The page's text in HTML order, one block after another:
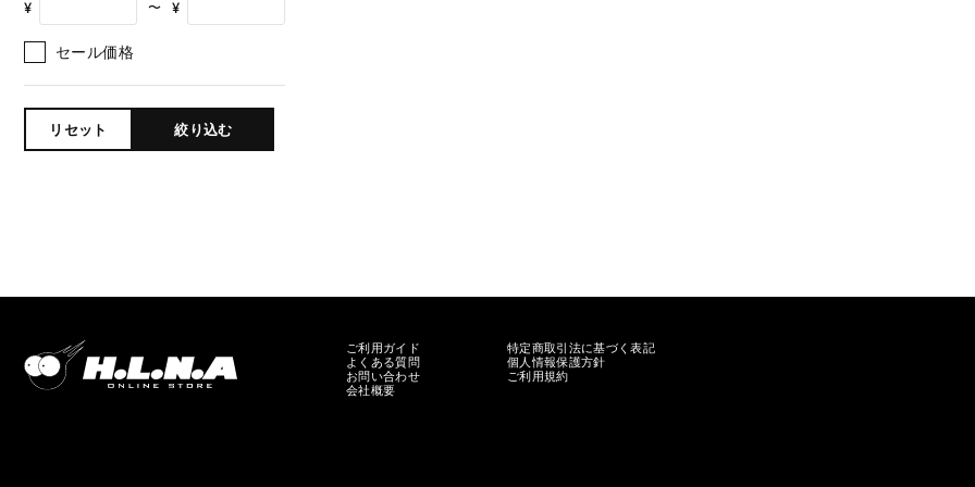
¥ 〜 ¥
セール価格
リセット 絞り込む
ご利用ガイド
よくある質問
お問い合わせ
会社概要
特定商取引法に基づく表記
個人情報保護方針
ご利用規約